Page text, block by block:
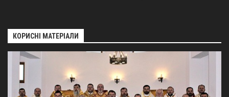
КОРИСНІ МАТЕРІАЛИ